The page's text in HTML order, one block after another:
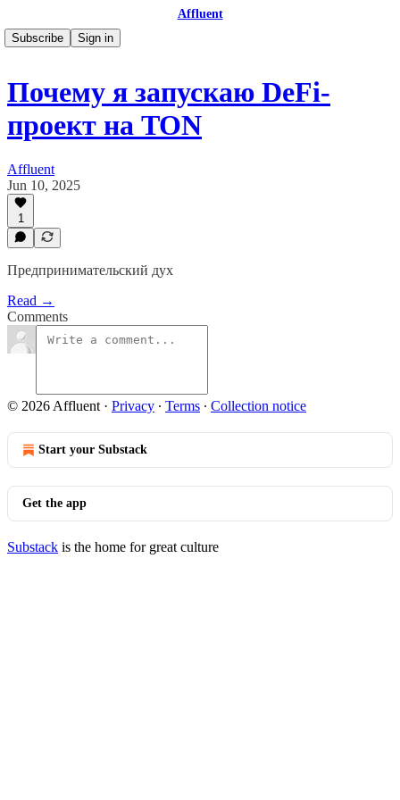
Affluent
Subscribe
Sign in
Почему я запускаю DeFi-
проект на TON
Affluent
Jun 10, 2025
1
Предпринимательский дух
Read →
Comments
© 2026 Affluent · Privacy ∙ Terms ∙ Collection notice
Start your Substack
Get the app
Substack is the home for great culture